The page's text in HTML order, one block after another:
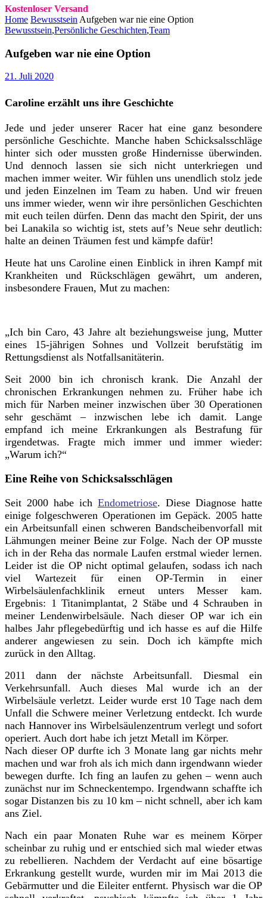
Kostenloser Versand
Home Bewusstsein Aufgeben war nie eine Option
Bewusstsein,Persönliche Geschichten,Team
Aufgeben war nie eine Option
21. Juli 2020
Caroline erzählt uns ihre Geschichte
Jede und jeder unserer Racer hat eine ganz besondere
persönliche Geschichte. Manche haben Schicksalsschläge
hinter sich oder mussten große Hindernisse überwinden.
Und dennoch lassen sie sich nicht unterkriegen und
machen immer weiter. Wir fühlen uns unendlich stolz jede
und jeden Einzelnen im Team zu haben. Und wir freuen
uns immer wieder, wenn wir ihre persönlichen Geschichten
mit euch teilen dürfen. Denn das macht den Spirit, der uns
bei Lanakila so wichtig ist, stets auf’s Neue sehr deutlich:
halte an deinen Träumen fest und kämpfe dafür!
Heute hat uns Caroline einen Einblick in ihren Kampf mit
Krankheiten und Rückschlägen gewährt, um anderen,
insbesondere Frauen, Mut zu machen:
„Ich bin Caro, 43 Jahre alt beziehungsweise jung, Mutter
eines 15-jährigen Sohnes und Vollzeit berufstätig im
Rettungsdienst als Notfallsanitäterin.
Seit 2000 bin ich chronisch krank. Die Anzahl der
chronischen Erkrankungen nehmen zu. Früher habe ich
mich für Narben meiner inzwischen über 30 Operationen
sehr geschämt – inzwischen lebe ich damit. Lange
empfand ich meine Erkrankungen als Bestrafung für
irgendetwas. Fragte mich immer und immer wieder:
„Warum ich?“
Eine Reihe von Schicksalsschlägen
Seit 2000 habe ich Endometriose. Diese Diagnose hatte
einige folgeschweren Operationen im Gepäck. 2005 hatte
ein Arbeitsunfall einen schweren Bandscheibenvorfall mit
Lähmungen meiner Beine zur Folge. Nach der OP musste
ich in der Reha das normale Laufen erstmal wieder lernen.
Leider ist die OP nicht optimal gelaufen, sodass ich nach
viel Wartezeit für einen OP-Termin in einer
Wirbelsäulenfachklinik erneut unters Messer kam.
Ergebnis: 1 Titanimplantat, 2 Stäbe und 4 Schrauben in
meiner Lendenwirbelsäule. Nach dieser OP war ich ein
halbes Jahr pflegebedürftig und ich hasse es auf die Hilfe
anderer angewiesen zu sein. Doch ich kämpfte mich
zurück in den Alltag.
2011 dann der nächste Arbeitsunfall. Diesmal ein
Verkehrsunfall. Auch dieses Mal wurde ich an der
Wirbelsäule verletzt. Leider wurde erst 10 Tage nach dem
Unfall die Schwere meiner Verletzung entdeckt. Ich wurde
nach Hannover ins Wirbelsäulenzentrum verlegt und sofort
operiert. Auch dort habe ich jetzt Metall im Körper.
Nach dieser OP durfte ich 3 Monate lang gar nichts mehr
machen und war froh als ich mich dann irgendwann wieder
bewegen durfte. Ich fing an laufen zu gehen – wenn auch
zunächst nur im Schneckentempo. Irgendwann schaffte ich
sogar Distanzen bis zu 10 km – nicht schnell, aber ich kam
ans Ziel.
Nach ein paar Monaten Ruhe war es meinem Körper
scheinbar zu ruhig und er entschied sich mal wieder etwas
zu rebellieren. Nachdem der Verdacht auf eine bösartige
Erkrankung gestellt wurde, wurden mir im Mai 2013 die
Gebärmutter und die Eileiter entfernt. Physisch war die OP